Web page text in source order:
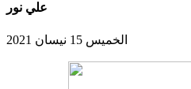
علي نور
الخميس 15 نيسان 2021